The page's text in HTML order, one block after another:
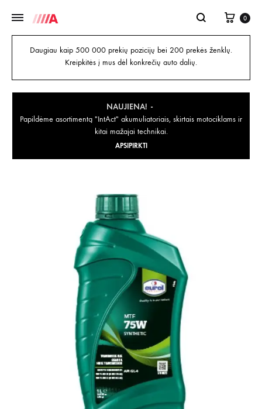
0
Daugiau kaip 500 000 prekių pozicijų bei 200 prekės ženklų.
Kreipkitės į mus dėl konkrečių auto dalių.
NAUJIENA!
Papildėme asortimentą "IntAct" akumuliatoriais, skirtais motociklams ir
kitai mažajai technikai.
APSIPIRKTI